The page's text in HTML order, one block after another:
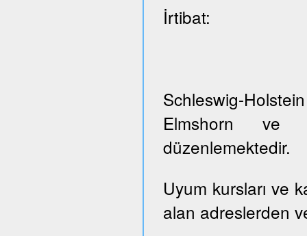
İrtibat:
Schleswig-
Elmshorn ve
düzenlemektedir.
Uyum kursları ve
alan adreslerden